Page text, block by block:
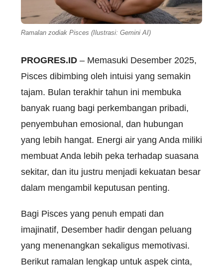
Ramalan zodiak Pisces (Ilustrasi: Gemini AI)
PROGRES.ID – Memasuki Desember 2025,
Pisces dibimbing oleh intuisi yang semakin
tajam. Bulan terakhir tahun ini membuka
banyak ruang bagi perkembangan pribadi,
penyembuhan emosional, dan hubungan
yang lebih hangat. Energi air yang Anda miliki
membuat Anda lebih peka terhadap suasana
sekitar, dan itu justru menjadi kekuatan besar
dalam mengambil keputusan penting.
Bagi Pisces yang penuh empati dan
imajinatif, Desember hadir dengan peluang
yang menenangkan sekaligus memotivasi.
Berikut ramalan lengkap untuk aspek cinta,